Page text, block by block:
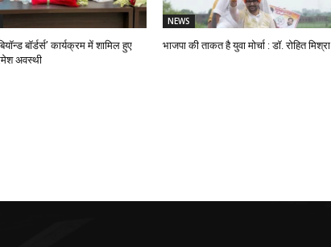
बॉर्डर्स’ कार्यक्रम में शामिल हुए
अवस्थी
NEWS
भाजपा की ताकत है युवा मोर्चा : डॉ. रोहित मिश्रा